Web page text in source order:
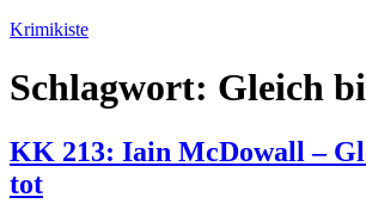
Zum
springen
Krimikiste
Schlagwort: Gleich
KK 213: Iain McDowall –
tot